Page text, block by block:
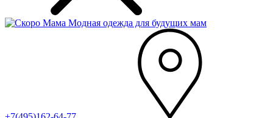
Модная одежда для будущих мам